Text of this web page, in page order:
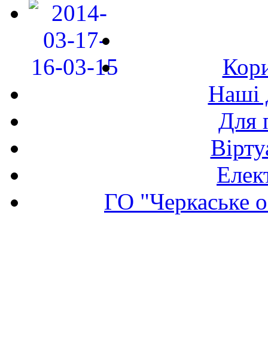
Наші
Для
ГО "Черкаське